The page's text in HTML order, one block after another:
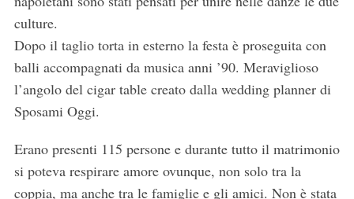
culture.
Dopo il taglio torta in esterno la festa è proseguita con
balli accompagnati da musica anni ’90. Meraviglioso
l’angolo del cigar table creato dalla wedding planner di
Sposami Oggi.
Erano presenti 115 persone e durante tutto il matrimonio
si poteva respirare amore ovunque, non solo tra la
coppia, ma anche tra le famiglie e gli amici. Non è stata